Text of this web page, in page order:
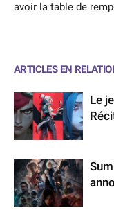
avoir la table de
ARTICLES EN
Le